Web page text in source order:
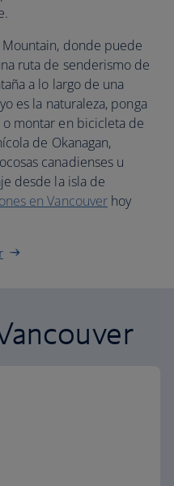
donde puede
ruta de senderismo de
a lo largo de una
es la naturaleza, ponga
montar en bicicleta de
de Okanagan,
canadienses u
desde la isla de
en Vancouverhoy